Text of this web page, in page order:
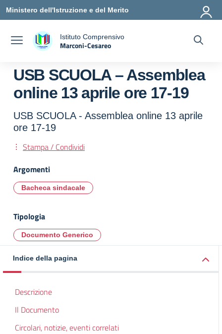
Vai ai contenuti
Vai al menu di navigazione
Vai al footer
Ministero dell'Istruzione e del Merito
Istituto Comprensivo
Marconi-Cesareo
USB SCUOLA – Assemblea
online 13 aprile ore 17-19
USB SCUOLA - Assemblea online 13 aprile
ore 17-19
Stampa / Condividi
Argomenti
Bacheca sindacale
Tipologia
Documento Generico
Indice della pagina
Descrizione
Il Documento
Circolari, notizie, eventi correlati